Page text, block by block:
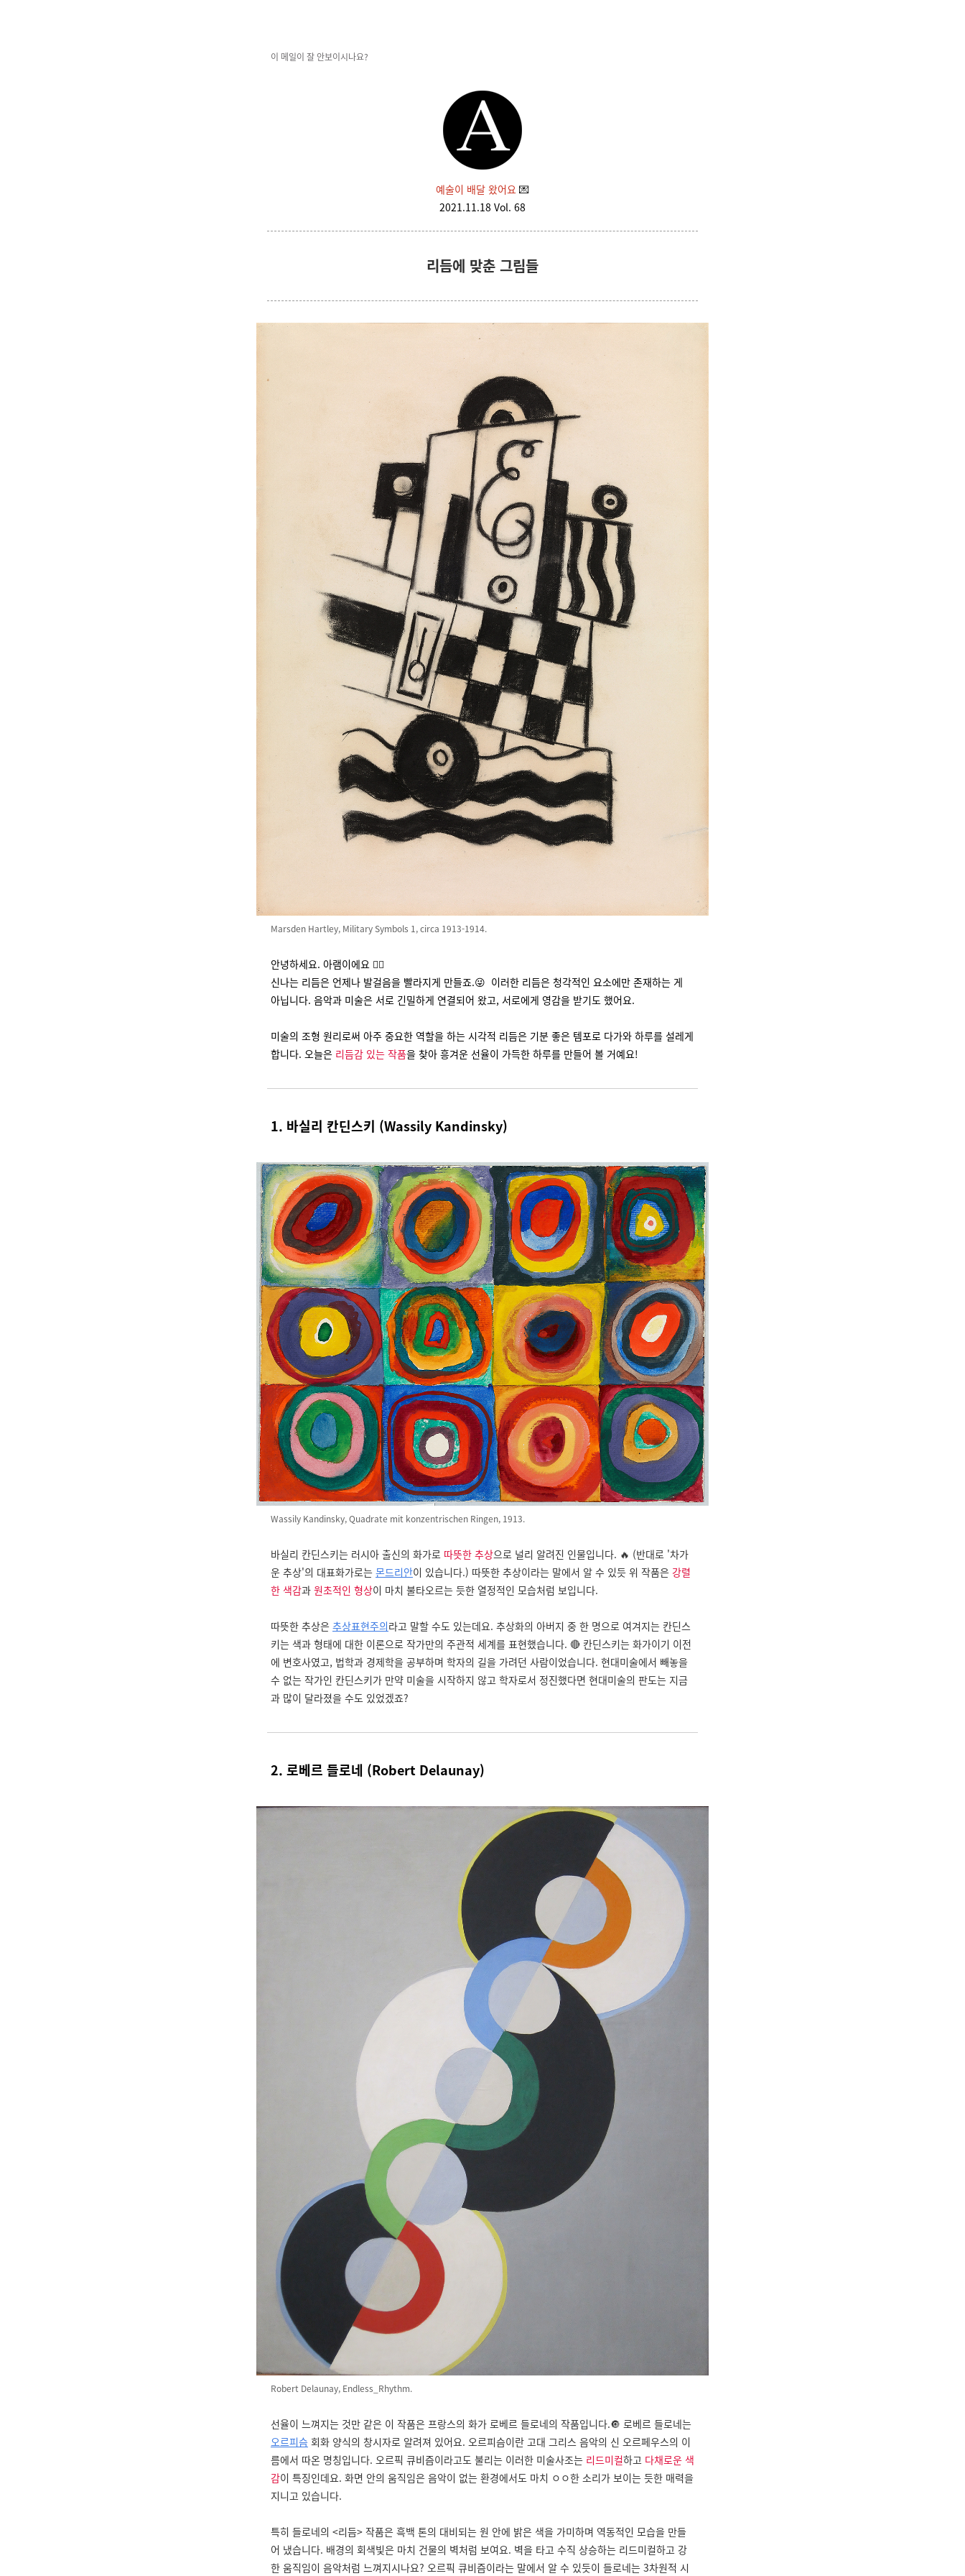
이 메일이 잘 안보이시나요?
예술이 배달 왔어요 💌
2021.11.18 Vol. 68
리듬에 맞춘 그림들
Marsden Hartley, Military Symbols 1, circa 1913-1914.
안녕하세요. 아램이에요 🙋‍♀️
신나는 리듬은 언제나 발걸음을 빨라지게 만들죠.😜 이러한 리듬은 청각적인 요소에만 존재하는 게
아닙니다. 음악과 미술은 서로 긴밀하게 연결되어 왔고, 서로에게 영감을 받기도 했어요.
미술의 조형 원리로써 아주 중요한 역할을 하는 시각적 리듬은 기분 좋은 템포로 다가와 하루를 설레게
합니다. 오늘은 리듬감 있는 작품을 찾아 흥겨운 선율이 가득한 하루를 만들어 볼 거예요!
1. 바실리 칸딘스키 (Wassily Kandinsky)
Wassily Kandinsky, Quadrate mit konzentrischen Ringen, 1913.
바실리 칸딘스키는 러시아 출신의 화가로 따뜻한 추상으로 널리 알려진 인물입니다. 🔥 (반대로 '차가
운 추상'의 대표화가로는 몬드리안이 있습니다.) 따뜻한 추상이라는 말에서 알 수 있듯 위 작품은 강렬
한 색감과 원초적인 형상이 마치 불타오르는 듯한 열정적인 모습처럼 보입니다.
따뜻한 추상은 추상표현주의라고 말할 수도 있는데요. 추상화의 아버지 중 한 명으로 여겨지는 칸딘스
키는 색과 형태에 대한 이론으로 작가만의 주관적 세계를 표현했습니다. 🔴 칸딘스키는 화가이기 이전
에 변호사였고, 법학과 경제학을 공부하며 학자의 길을 가려던 사람이었습니다. 현대미술에서 빼놓을
수 없는 작가인 칸딘스키가 만약 미술을 시작하지 않고 학자로서 정진했다면 현대미술의 판도는 지금
과 많이 달라졌을 수도 있었겠죠?
2. 로베르 들로네 (Robert Delaunay)
Robert Delaunay, Endless_Rhythm.
선율이 느껴지는 것만 같은 이 작품은 프랑스의 화가 로베르 들로네의 작품입니다.🔘 로베르 들로네는
오르피슴 회화 양식의 창시자로 알려져 있어요. 오르피슴이란 고대 그리스 음악의 신 오르페우스의 이
름에서 따온 명칭입니다. 오르픽 큐비즘이라고도 불리는 이러한 미술사조는 리드미컬하고 다채로운 색
감이 특징인데요. 화면 안의 움직임은 음악이 없는 환경에서도 마치 ㅇㅇ한 소리가 보이는 듯한 매력을
지니고 있습니다.
특히 들로네의 <리듬> 작품은 흑백 톤의 대비되는 원 안에 밝은 색을 가미하며 역동적인 모습을 만들
어 냈습니다. 배경의 회색빛은 마치 건물의 벽처럼 보여요. 벽을 타고 수직 상승하는 리드미컬하고 강
한 움직임이 음악처럼 느껴지시나요? 오르픽 큐비즘이라는 말에서 알 수 있듯이 들로네는 3차원적 시